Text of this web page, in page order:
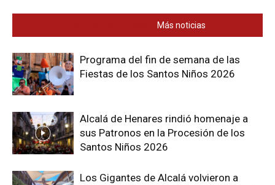
Más noticias
Programa del fin de semana de las
Fiestas de los Santos Niños 2026
Alcalá de Henares rindió homenaje a
sus Patronos en la Procesión de los
Santos Niños 2026
Los Gigantes de Alcalá volvieron a